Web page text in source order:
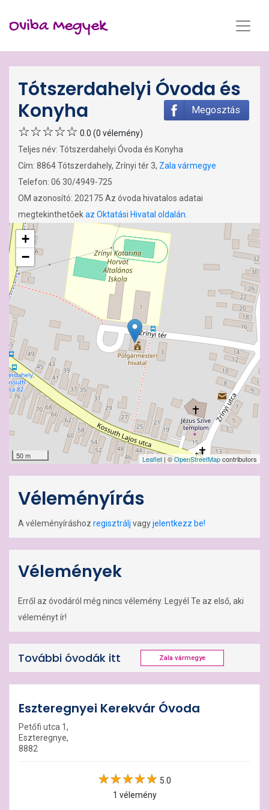
Oviba Megyek
Tótszerdahelyi Óvoda és
Konyha
Megosztás
0.0 (0 vélemény)
Teljes név: Tótszerdahelyi Óvoda és Konyha
Cím: 8864 Tótszerdahely, Zrínyi tér 3, Zala vármegye
Telefon: 06 30/4949-725
OM azonosító: 202175 Az óvoda hivatalos adatai
megtekinthetőekaz Oktatási Hivatal oldalán
+
−
50 m Leaflet| ©OpenStreetMapcontributors
Véleményírás
A véleményíráshoz regisztrálj vagyjelentkezz be!
Vélemények
Erről az óvodáról még nincs vélemény. Legyél Te az első, aki
véleményt ír!
További óvodák itt Zala vármegye
Eszteregnyei Kerekvár Óvoda
Petőfi utca 1,
Eszteregnye,
8882
5.0
1 vélemény